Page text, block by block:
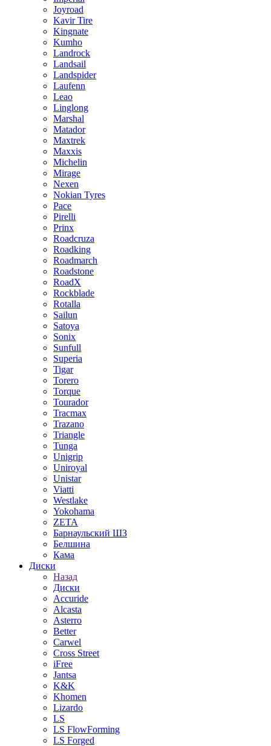
Joyroad
Kavir Tire
Kingnate
Kumho
Landrock
Landsail
Landspider
Laufenn
Leao
Linglong
Marshal
Matador
Maxtrek
Maxxis
Michelin
Mirage
Nexen
Nokian Tyres
Pace
Pirelli
Prinx
Roadcruza
Roadking
Roadmarch
Roadstone
RoadX
Rockblade
Rotalla
Sailun
Satoya
Sonix
Sunfull
Superia
Tigar
Torero
Torque
Tourador
Tracmax
Trazano
Triangle
Tunga
Unigrip
Uniroyal
Unistar
Viatti
Westlake
Yokohama
ZETA
Барнаульский ШЗ
Белшина
Кама
Диски
Назад
Диски
Accuride
Alcasta
Asterro
Better
Carwel
Cross Street
iFree
Jantsa
K&K
Khomen
Lizardo
LS
LS FlowForming
LS Forged